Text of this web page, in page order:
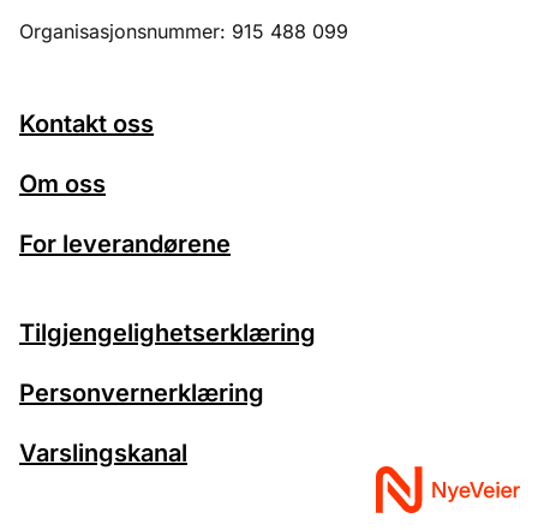
Organisasjonsnummer: 915 488 099
Kontakt oss
Om oss
For leverandørene
Tilgjengelighetserklæring
Personvernerklæring
Varslingskanal